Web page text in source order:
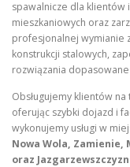
spawalnicze dla
mieszkaniowych oraz
profesjonalnej wymianie
konstrukcji stalowych,
rozwiązania
Obsługujemy klientów
oferując szybki dojazd i
wykonujemy usługi w
Nowa Wola, Zamienie,
oraz